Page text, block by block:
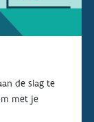
de slag te
met je